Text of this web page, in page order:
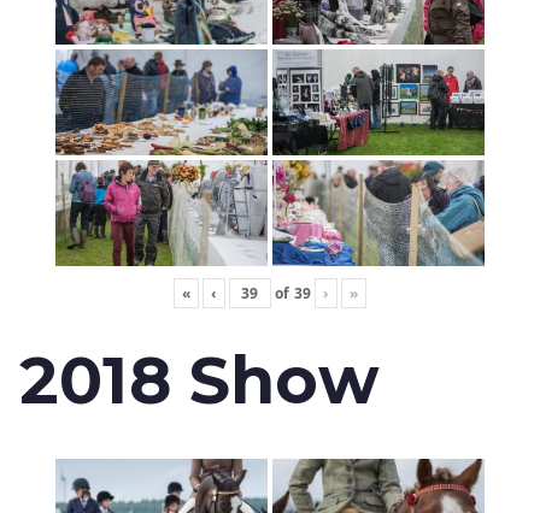
« ‹ of 39 › »
2018 Show